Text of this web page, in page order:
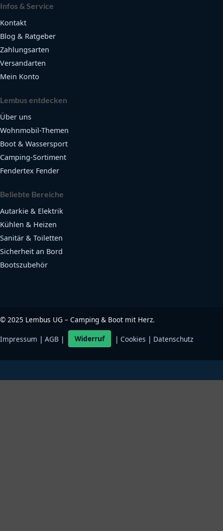
Infos & Service
Kontakt
Blog & Ratgeber
Zahlungsarten
Versandarten
Mein Konto
Lembus entdecken
Über uns
Wohnmobil-Themen
Boot & Wassersport
Camping-Sortiment
Fendertex Fender
Beliebte Bereiche
Autarkie & Elektrik
Kühlen & Heizen
Sanitär & Toiletten
Sicherheit an Bord
Bootszubehör
© 2025 Lembus UG – Camping & Boot mit Herz.
Impressum | AGB | Widerruf | Cookies | Datenschutz